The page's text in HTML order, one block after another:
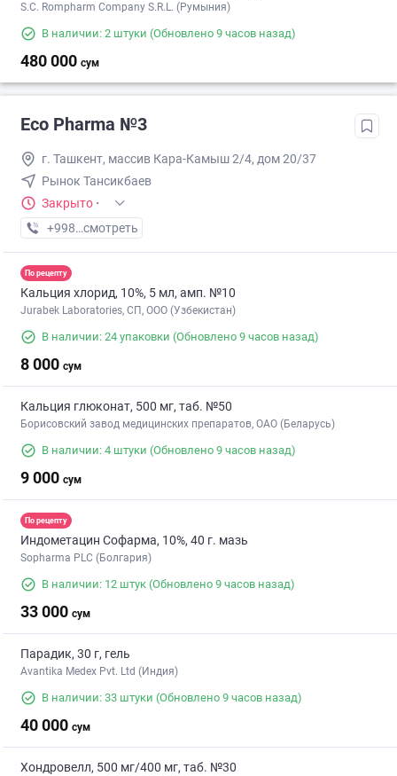
S.C. Rompharm Company S.R.L. (Румыния)
В наличии: 2 штуки (Обновлено 9 часов назад)
480 000 сум
Eco Pharma №3
г. Ташкент, массив Кара-Камыш 2/4, дом 20/37
Рынок Тансикбаев
Закрыто ·
+998 (99) XXX-XX-XX
смотреть
По рецепту
Кальция хлорид, 10%, 5 мл, амп. №10
Jurabek Laboratories, СП, ООО (Узбекистан)
В наличии: 24 упаковки (Обновлено 9 часов назад)
8 000 сум
Кальция глюконат, 500 мг, таб. №50
Борисовский завод медицинских препаратов, ОАО (Беларусь)
В наличии: 4 штуки (Обновлено 9 часов назад)
9 000 сум
По рецепту
Индометацин Софарма, 10%, 40 г. мазь
Sopharma PLC (Болгария)
В наличии: 12 штук (Обновлено 9 часов назад)
33 000 сум
Парадик, 30 г, гель
Avantika Medex Pvt. Ltd (Индия)
В наличии: 33 штуки (Обновлено 9 часов назад)
40 000 сум
Хондровелл, 500 мг/400 мг, таб. №30